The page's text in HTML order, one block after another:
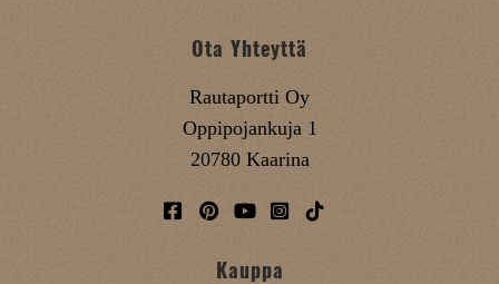
Ota Yhteyttä
Rautaportti Oy
Oppipojankuja 1
20780 Kaarina
Kauppa